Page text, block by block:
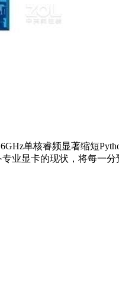
单核睿频显著缩短
业显卡的现状，将每一